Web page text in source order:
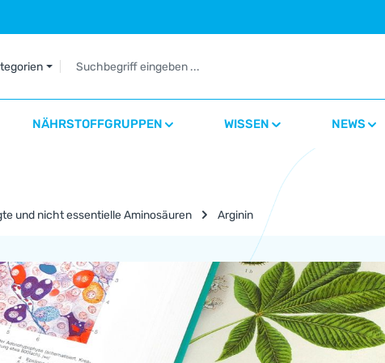
NÄHRSTOFFGRUPPEN WISSEN NEWS
und nicht essentielle Aminosäuren Arginin